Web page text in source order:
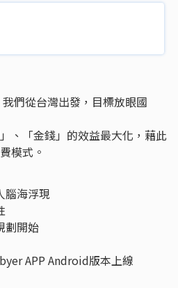
們從台灣出發，目標放眼國
、「金錢」的效益最大化，藉此
模式。
腦海浮現
劃開始
APP Android版本上線